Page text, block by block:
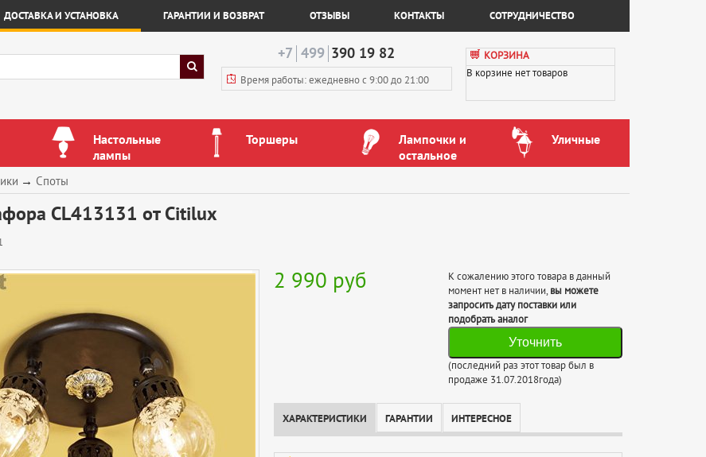
ДОСТАВКА И УСТАНОВКА ГАРАНТИИ И ВОЗВРАТ ОТЗЫВЫ КОНТАКТЫ СОТРУДНИЧЕСТВО
+7 499 390 19 82
Время работы: ежедневнос 9:00 до 21:00
КОРЗИНА
В корзине нет товаров
Настольные
лампы
Торшеры
Лампочки и
остальное
Уличные
→ Споты
CL413131 от Citilux
2 990 руб
К сожалению этого товара в данный
момент нет в наличии, вы можете
запросить дату поставки или
подобрать аналог
Уточнить
(последний раз этот товар был в
продаже 31.07.2018года)
ХАРАКТЕРИСТИКИ ГАРАНТИИ ИНТЕРЕСНОЕ